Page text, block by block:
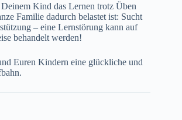
Kind das Lernen trotz Üben
Familie dadurch belastet ist: Sucht
– eine Lernstörung kann auf
behandelt werden!
Euren Kindern eine glückliche und